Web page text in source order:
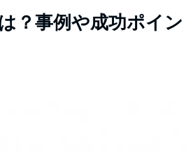
？事例や成功ポイ